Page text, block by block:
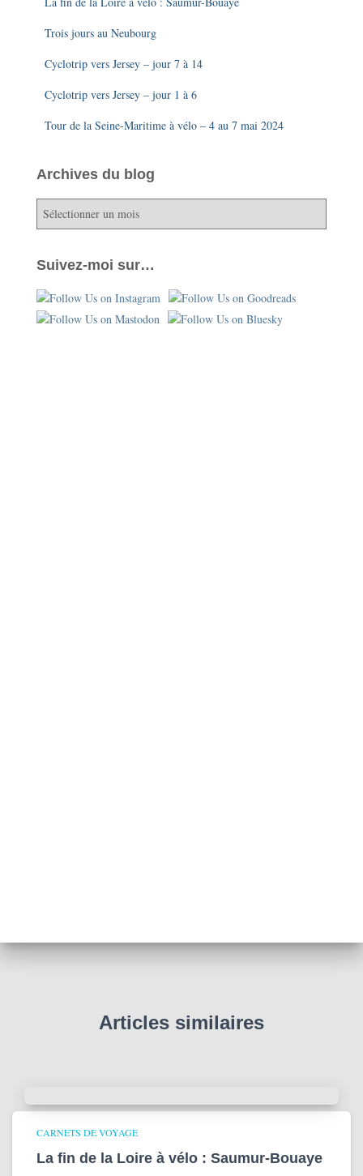
Trois jours au Neubourg
Cyclotrip vers Jersey – jour 7 à 14
Cyclotrip vers Jersey – jour 1 à 6
Tour de la Seine-Maritime à vélo – 4 au 7 mai 2024
Archives du blog
h
v
e
Suivez-moi sur…
Articles similaires
CARNETS DE VOYAGE
La fin de la Loire à vélo : Saumur-Bouaye